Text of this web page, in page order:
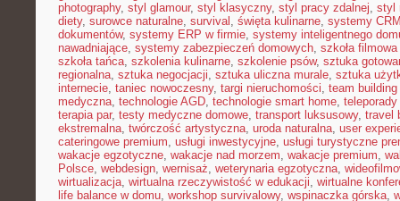
photography, styl glamour, styl klasyczny, styl pracy zdalnej, styl
diety, surowce naturalne, survival , święta kulinarne, systemy
dokumentów, systemy ERP w firmie, systemy inteligentnego
nawadniające, systemy zabezpieczeń domowych, szkoła
szkoła tańca, szkolenia kulinarne, szkolenie psów, sztuka
regionalna, sztuka negocjacji, sztuka uliczna murale, sztuka
internecie, taniec nowoczesny, targi nieruchomości, team
medyczna, technologie AGD, technologie smart home,
terapia par, testy medyczne domowe, transport luksusowy, travel
ekstremalna, twórczość artystyczna, uroda naturalna, user
cateringowe premium, usługi inwestycyjne, usługi turystyczne
wakacje egzotyczne, wakacje nad morzem, wakacje premium,
Polsce, webdesign, wernisaż, weterynaria egzotyczna,
wirtualizacja, wirtualna rzeczywistość w edukacji, wirtualne
life balance w domu, workshop survivalowy, wspinaczka górska,